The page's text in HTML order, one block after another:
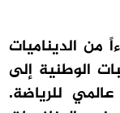
من الديناميات
الوطنية إلى
للرياضة.